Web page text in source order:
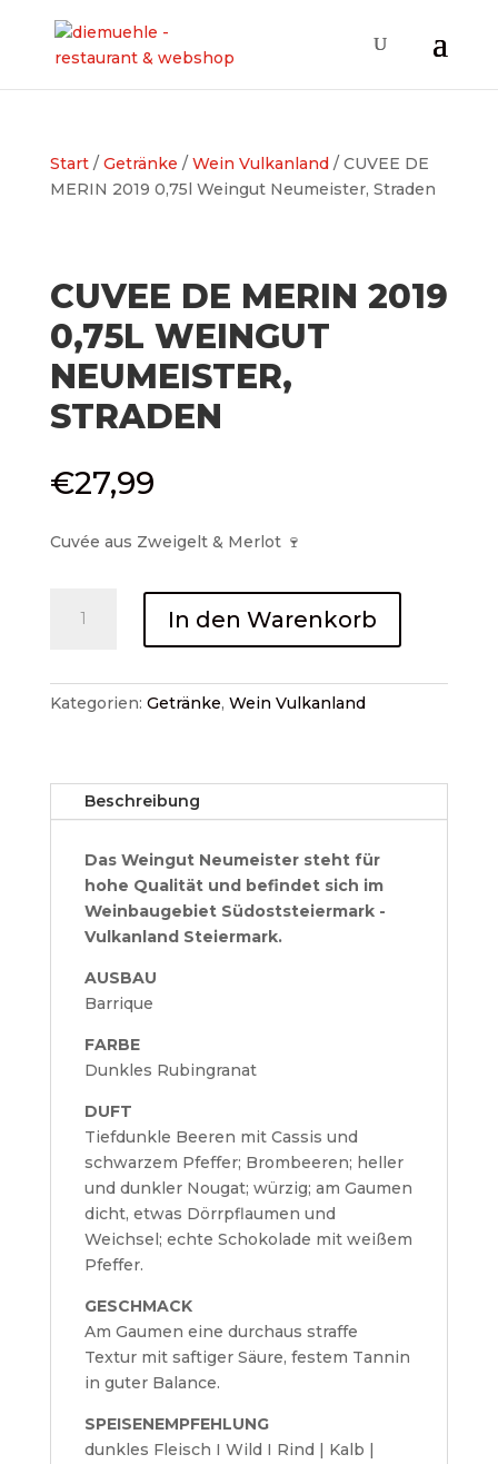
Start/ Getränke / Wein Vulkanland/ CUVEE DE
MERIN 2019 0,75l Weingut Neumeister, Straden
CUVEE DE MERIN 2019
0,75L WEINGUT
NEUMEISTER,
STRADEN
€27,99
Cuvée aus Zweigelt & Merlot 🍷
0,75l
Straden
Menge
In den Warenkorb
Kategorien: Getränke, Wein Vulkanland
Beschreibung
Das Weingut Neumeister steht für
hohe Qualität und befindet sich im
Weinbaugebiet Südoststeiermark -
Vulkanland Steiermark.
AUSBAU
Barrique
FARBE
Dunkles Rubingranat
DUFT
Tiefdunkle Beeren mit Cassis und
schwarzem Pfeffer; Brombeeren; heller
und dunkler Nougat; würzig; am Gaumen
dicht, etwas Dörrpflaumen und
Weichsel; echte Schokolade mit weißem
Pfeffer.
GESCHMACK
Am Gaumen eine durchaus straffe
Textur mit saftiger Säure, festem Tannin
in guter Balance.
SPEISENEMPFEHLUNG
dunkles Fleisch I Wild I Rind | Kalb |